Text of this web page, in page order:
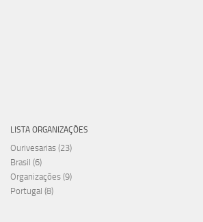
LISTA ORGANIZAÇÕES
Ourivesarias (23)
Brasil (6)
Organizações (9)
Portugal (8)